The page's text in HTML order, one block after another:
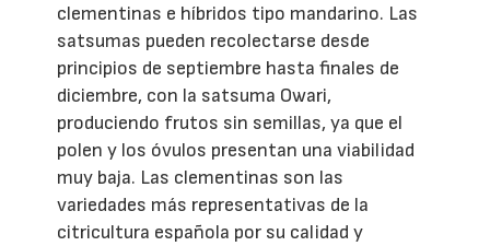
clementinas e híbridos tipo mandarino. Las
satsumas pueden recolectarse desde
principios de septiembre hasta finales de
diciembre, con la satsuma Owari,
produciendo frutos sin semillas, ya que el
polen y los óvulos presentan una viabilidad
muy baja. Las clementinas son las
variedades más representativas de la
citricultura española por su calidad y